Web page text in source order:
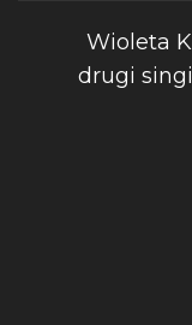
Wioleta
drugi